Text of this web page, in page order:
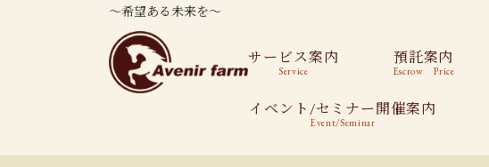
～希望ある未来を～
サービス案内
Service
預託案内
Escrow Price
イベント/セミナー開催案内
Event/Seminar